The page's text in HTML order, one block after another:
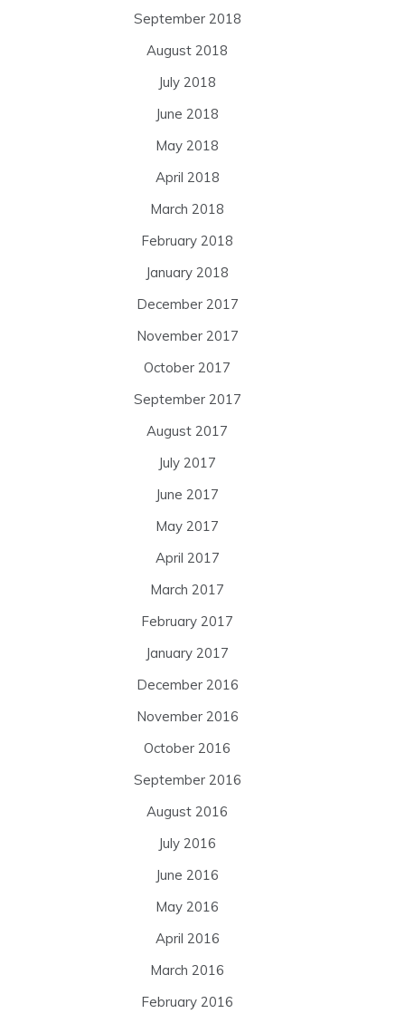
September 2018
August 2018
July 2018
June 2018
May 2018
April 2018
March 2018
February 2018
January 2018
December 2017
November 2017
October 2017
September 2017
August 2017
July 2017
June 2017
May 2017
April 2017
March 2017
February 2017
January 2017
December 2016
November 2016
October 2016
September 2016
August 2016
July 2016
June 2016
May 2016
April 2016
March 2016
February 2016